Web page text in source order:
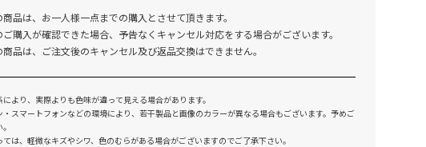
品は、お一人様一点までの購入とさせて頂きます。
購入が確認できた場合、予告なくキャンセル対応をする場合がございます。
品は、ご注文後のキャンセル及び返品交換はできません。
より、実際よりも色味が違って見える場合があります。
・スマートフォンなどの環境により、若干製品と画像のカラーが異なる場合もございます。予めご
は、軽微なキズやシワ、色のむらがある場合がございますのでご了承下さい。